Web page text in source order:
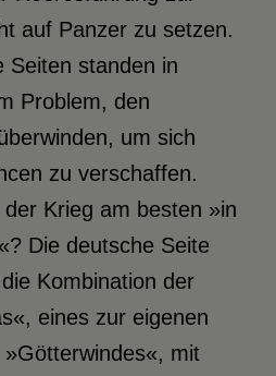
auf Panzer zu setzen.
Seiten standen in
Problem, den
um sich
zu verschaffen.
Krieg am besten »in
Die deutsche Seite
Kombination der
eines zur eigenen
mit